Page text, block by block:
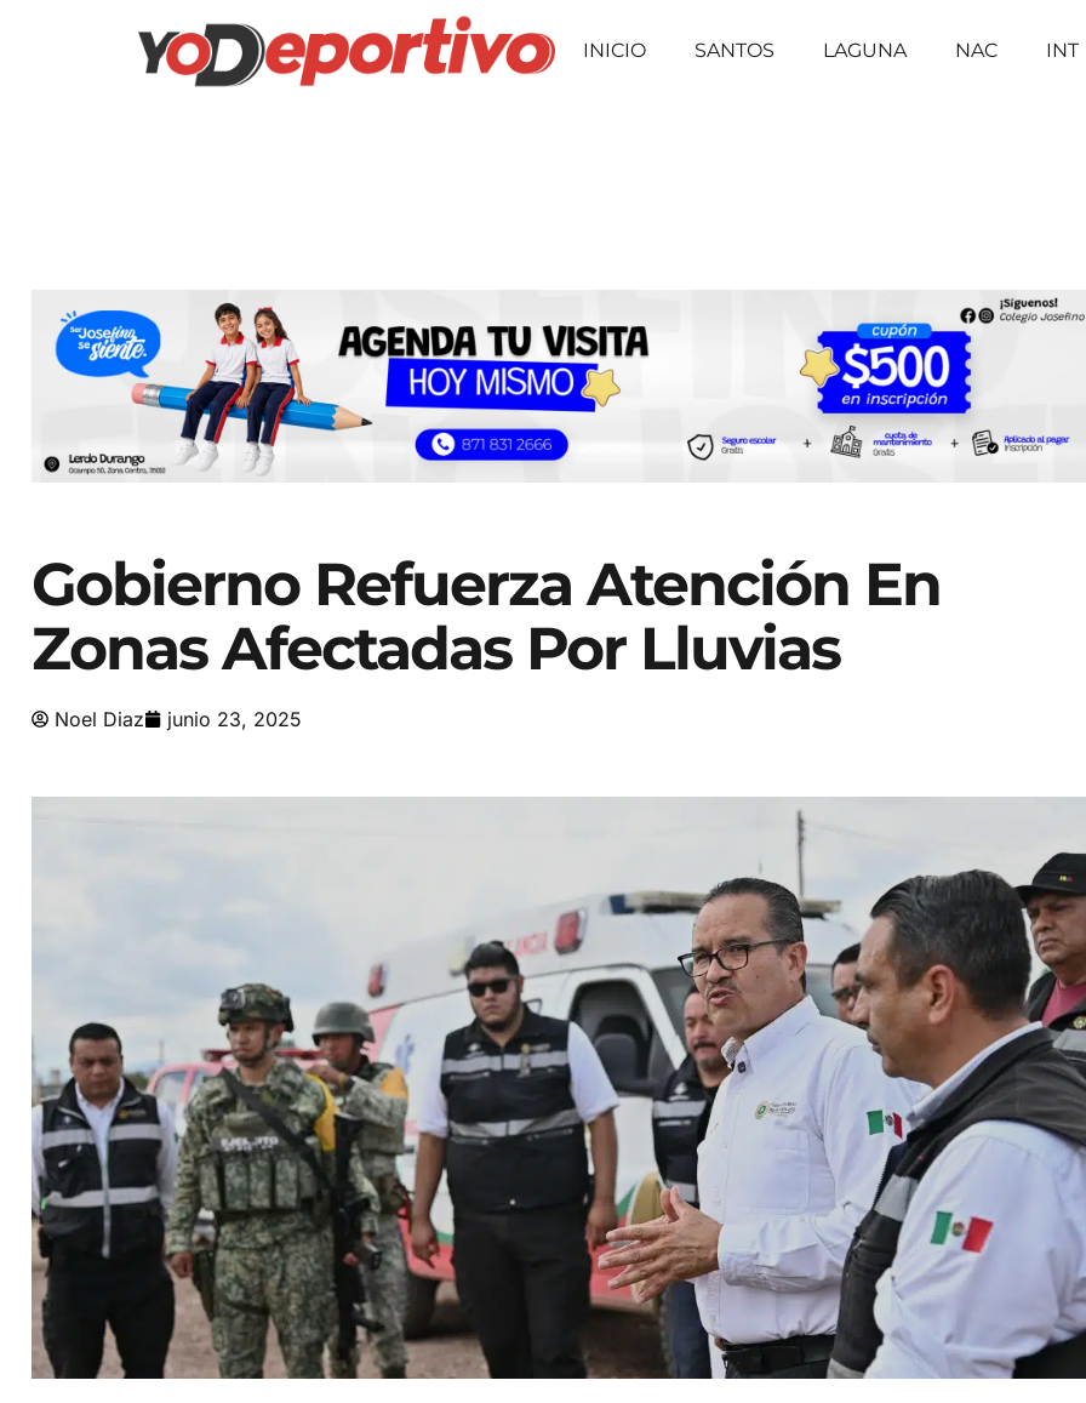
INICIO SANTOS LAGUNA NAC INT
Gobierno Refuerza Atención En
Zonas Afectadas Por Lluvias
Noel Diaz junio 23, 2025